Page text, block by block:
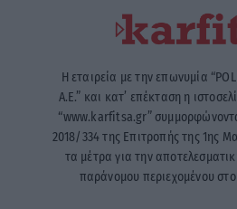
Η εταιρεία με την επωνυμία
A.E.” και κατ’ επέκταση η
“www.karfitsa.gr”
2018/334 της Επιτροπής της 1ης
τα μέτρα για την
παράνομου περιεχομένου στο